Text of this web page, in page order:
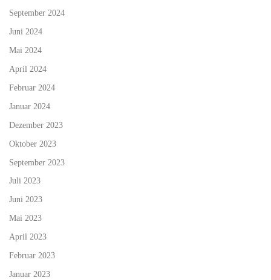
September 2024
Juni 2024
Mai 2024
April 2024
Februar 2024
Januar 2024
Dezember 2023
Oktober 2023
September 2023
Juli 2023
Juni 2023
Mai 2023
April 2023
Februar 2023
Januar 2023